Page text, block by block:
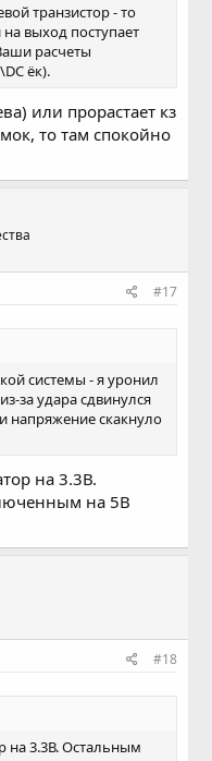
транзистор - то
выход поступает
расчеты
ёк).
или прорастает кз
то там спокойно
#17
системы - я уронил
за удара сдвинулся
напряжение скакнуло
на 3.3В.
на 5В
#18
на 3.3В. Остальным